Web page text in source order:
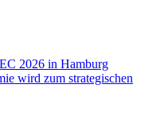
2026 in Hamburg
wird zum strategischen